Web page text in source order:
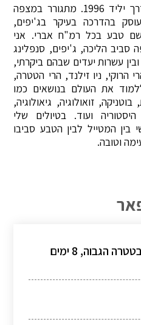
שלום, אני ירדן פאר, מורה דרך יליד 1996. מתגורר במצפה
בהדרכה בעיקר בג'יפים,
טבע בכל רמ"ח אברי. אני
סביב הליכה, ג'יפים, סנפלינג
עשרות יעדים שבהם ביקרתי,
הרוקי, ניו זילנד, הרי הטטרה,
את העולם בנושאים כמו
זואולוגיה, גיאולוגיה,
ועוד. בטיולים שלי
בין המטייל לבין הטבע סביבו
וטובה.
טיול בגן העדן הסלובקי ובטטרה הגבוה, 8 ימים